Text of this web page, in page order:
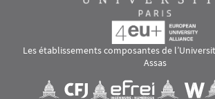
Les établissements composantes de
Assas
Visuel svgVisuel svg Visuel svg